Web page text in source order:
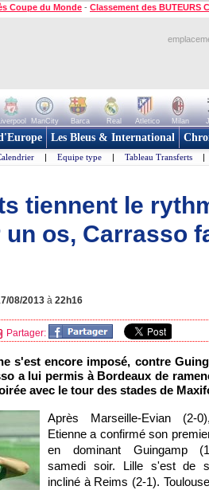
Coupe du Monde - Classement des BUTEURS
ManCity Barca Real Atletico Milan
Les Bleus & International
| Equipe type | Tableau Transferts |
tiennent le
os, Carrasso
08/2013 à 22h16
Partager:
s'est encore imposé, contre
a lui permis à Bordeaux de
avec le tour des stades de
Après Marseille-Evian (2-
Etienne a confirmé son
en dominant Guingamp
samedi soir. Lilles'est de
incliné à Reims (2-1). Toulouse